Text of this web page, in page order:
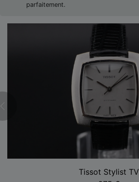
parfaitement.
Tissot Stylist TV